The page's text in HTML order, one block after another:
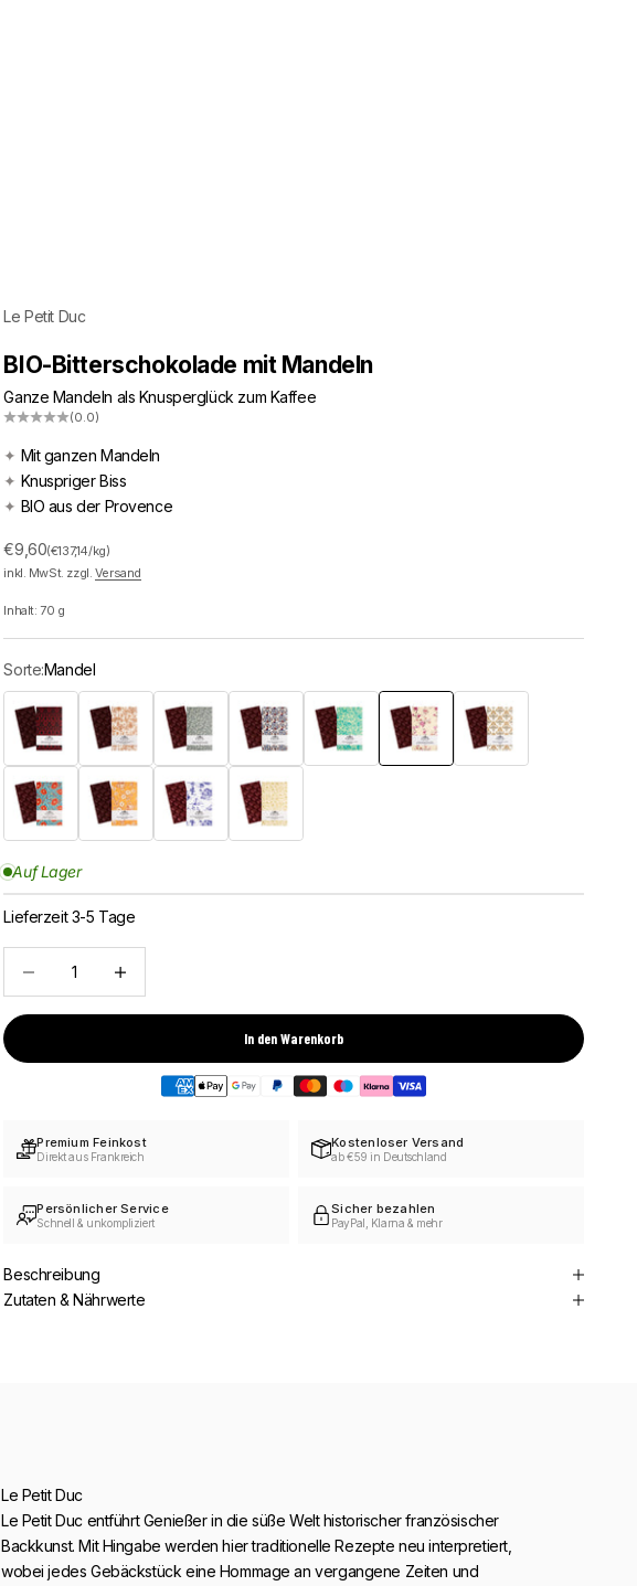
Le Petit Duc
BIO-Bitterschokolade mit Mandeln
Ganze Mandeln als Knusperglück zum Kaffee
(0.0)
✦ Mit ganzen Mandeln
✦ Knuspriger Biss
✦ BIO aus der Provence
Angebot
€9,60(€137,14/kg)
inkl. MwSt. zzgl. Versand
Inhalt:70 g
Sorte:Mandel
Dominikanische Republik
Madagascar Sambirano
Haselnuss-Praliné
Himbeeren Ingwer Mandel Orange
Piment d'Espelette
Timut Pfeffer Equateur Esmeralda
Fleur de Sel
Auf Lager
Lieferzeit 3-5 Tage
In den Warenkorb
Premium Feinkost
Direkt aus Frankreich
Kostenloser Versand
ab €59 in Deutschland
Persönlicher Service
Schnell & unkompliziert
Sicher bezahlen
PayPal, Klarna & mehr
Beschreibung
Zutaten & Nährwerte
Le Petit Duc
Le Petit Duc entführt Genießer in die süße Welt historischer französischer
Backkunst. Mit Hingabe werden hier traditionelle Rezepte neu interpretiert,
wobei jedes Gebäckstück eine Hommage an vergangene Zeiten und